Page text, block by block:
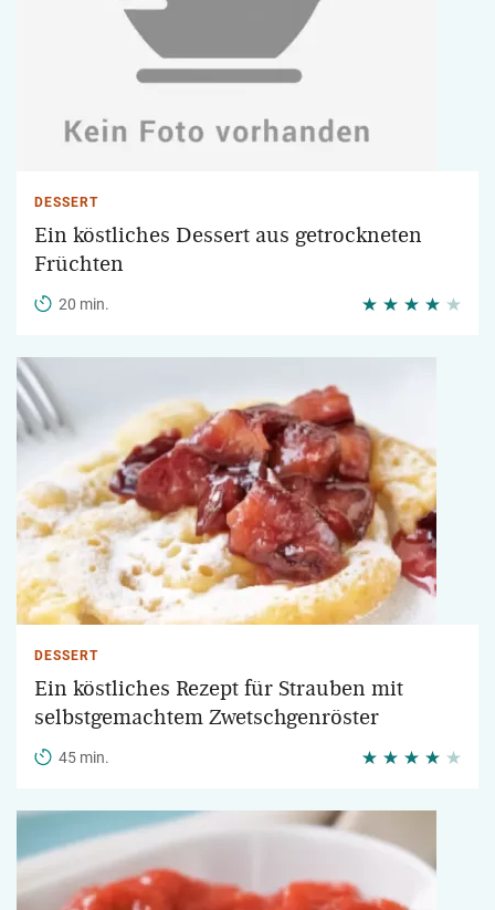
DESSERT
Ein köstliches Dessert aus getrockneten
Früchten
20 min.
DESSERT
Ein köstliches Rezept für Strauben mit
selbstgemachtem Zwetschgenröster
45 min.